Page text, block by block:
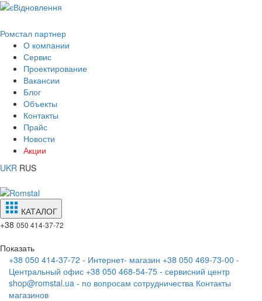
Ромстал партнер
О компании
Сервис
Проектирование
Вакансии
Блог
Объекты
Контакты
Прайс
Новости
Акции
UKR RUS
КАТАЛОГ
+38 050 414-37-72
Показать
+38 050 414-37-72 - Интернет- магазин +38 050 469-73-00 -
Центральный офис +38 050 468-54-75 - сервисний центр
shop@romstal.ua - по вопросам сотрудничества Контакты
магазинов